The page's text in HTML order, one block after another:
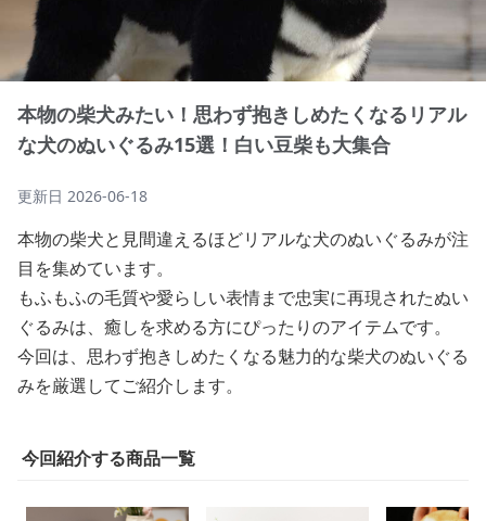
本物の柴犬みたい！思わず抱きしめたくなるリアル
な犬のぬいぐるみ15選！白い豆柴も大集合
更新日 2026-06-18
本物の柴犬と見間違えるほどリアルな犬のぬいぐるみが注
目を集めています。
もふもふの毛質や愛らしい表情まで忠実に再現されたぬい
ぐるみは、癒しを求める方にぴったりのアイテムです。
今回は、思わず抱きしめたくなる魅力的な柴犬のぬいぐる
みを厳選してご紹介します。
今回紹介する商品一覧